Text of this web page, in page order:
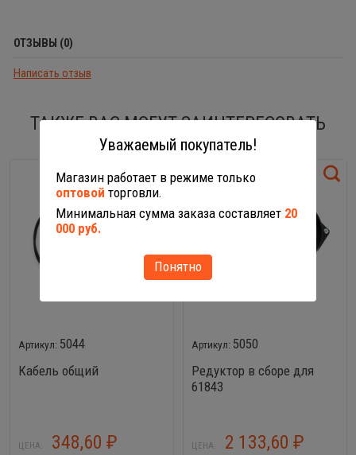
ОТЗЫВЫ (0)
Написать отзыв
ТАКЖЕ ВАС МОГУТ ЗАИНТЕРЕСОВАТЬ
5044
Кабель общий
ЦЕНА: 348,60 ₽
5050
Редуктор в сборе для
61843
ЦЕНА: 2 133,60 ₽
Уважаемый покупатель!
Магазин работает в режиме только
оптовой торговли.
Минимальная сумма заказа составляет 20
000 руб.
Понятно